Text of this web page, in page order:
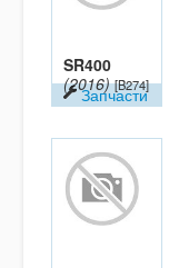
SR400
(2016) [B274]
Запчасти